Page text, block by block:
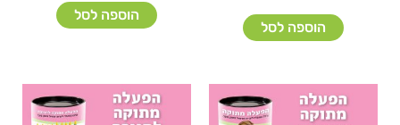
הוספה לסל
הוספה לסל